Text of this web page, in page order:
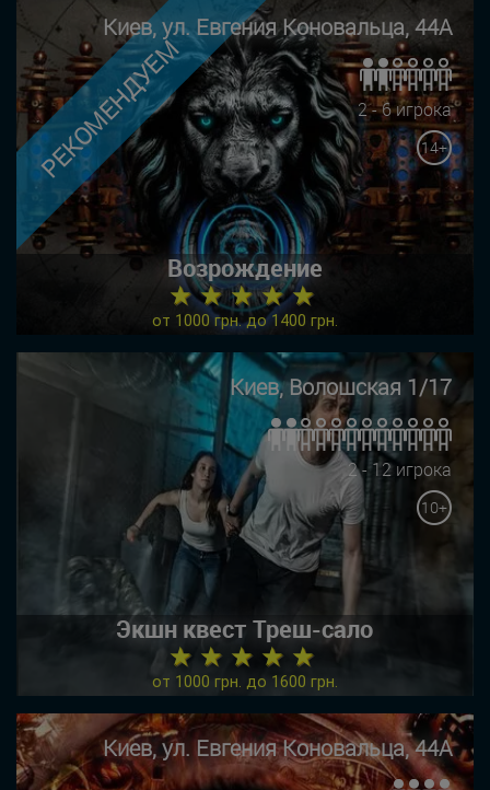
РЕКОМЕНДУЕМ
Киев, ул. Евгения Коновальца, 44А
2 - 6 игрока
14+
Возрождение
★ ★ ★ ★ ★
от 1000 грн. до 1400 грн.
Киев, Волошская 1/17
2 - 12 игрока
10+
Экшн квест Треш-сало
★ ★ ★ ★ ★
от 1000 грн. до 1600 грн.
Киев, ул. Евгения Коновальца, 44А